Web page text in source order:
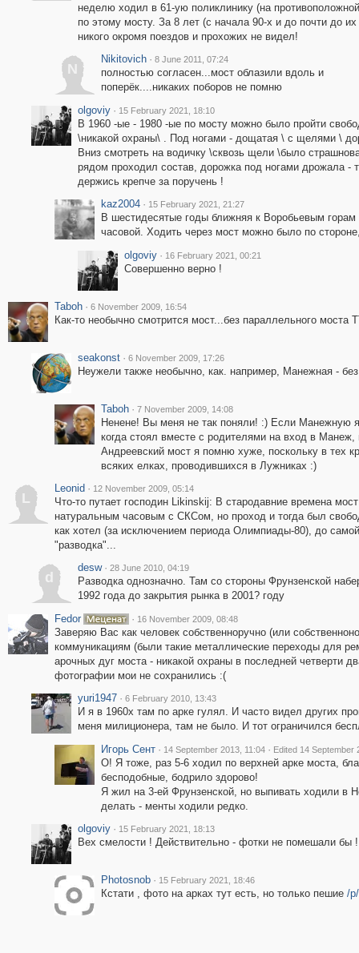
неделю ходил в 61-ую поликлинику (на
по этому мосту. За 8 лет (с начала 90-х и до почти до их
никого окромя поездов и прохожих не видел!
N
Nikitovich · 8 June 2011, 07:24
полностью согласен...мост облазили вдоль и
поперёк....никаких поборов не помню
olgoviy · 15 February 2021, 18:10
В 1960 -ые - 1980 -ые по мосту можно было пройти
\никакой охраны\ . Под ногами - дощатая \ с щелями \
Вниз смотреть на водичку \сквозь щели \было
рядом проходил состав, дорожка под ногами дрожала -
держись крепче за поручень !
kaz2004 · 15 February 2021, 21:27
В шестидесятые годы ближняя к Воробьевым
часовой. Ходить через мост можно было по
olgoviy · 16 February 2021, 00:21
Совершенно верно !
Taboh · 6 November 2009, 16:54
Как-то необычно смотрится мост...без параллельного моста
seakonst · 6 November 2009, 17:26
Неужели также необычно, как. например, Манежная - без
Taboh · 7 November 2009, 14:08
Ненене! Вы меня не так поняли! :) Если Манежную
когда стоял вместе с родителями на вход в
Андреевский мост я помню хуже, поскольку в тех
всяких елках, проводившихся в Лужниках :)
L
Leonid · 12 November 2009, 05:14
Что-то путает господин Likinskij: В стародавние времена
натуральным часовым с СКСом, но проход и тогда был
как хотел (за исключением периода Олимпиады-80), до
"разводка"...
d
desw · 28 June 2010, 04:19
Разводка однозначно. Там со стороны Фрунзенской
1992 года до закрытия рынка в 2001? году
Fedor
· 16 November 2009, 08:48
Заверяю Вас как человек собственноручно (или
коммуникациям (были такие металлические переходы для
арочных дуг моста - никакой охраны в последней четверти
фотографии мои не сохранились :(
yuri1947 · 6 February 2010, 13:43
И я в 1960х там по арке гулял. И часто видел других
меня милиционера, там не было. И тот ограничился
Игорь Сент · 14 September 2013, 11:04 · Edited 14 September
О! Я тоже, раз 5-6 ходил по верхней арке моста,
бесподобные, бодрило здорово!
Я жил на 3-ей Фрунзенской, но выпивать ходили в
делать - менты ходили редко.
olgoviy · 15 February 2021, 18:13
Вех смелости ! Действительно - фотки не помешали бы !
Photosnob · 15 February 2021, 18:46
Кстати , фото на арках тут есть, но только пешие /